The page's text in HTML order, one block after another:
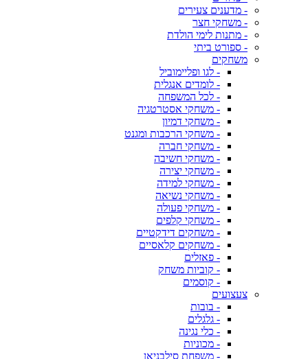
- מדענים צעירים
- משחקי חצר
- מתנות לימי הולדת
- ספורט ביתי
משחקים
- לגו ופליימוביל
- לומדים אנגלית
- לכל המשפחה
- משחקי אסטרטגיה
- משחקי דמיון
- משחקי הרכבות ומגנט
- משחקי חברה
- משחקי חשיבה
- משחקי יצירה
- משחקי למידה
- משחקי נשיאה
- משחקי פעולה
- משחקי קלפים
- משחקים דידקטיים
- משחקים קלאסיים
- פאזלים
- קוביות משחק
- קוסמים
צעצועים
- בובות
- גלגלים
- כלי נגינה
- מכוניות
- משפחת סילבניאן